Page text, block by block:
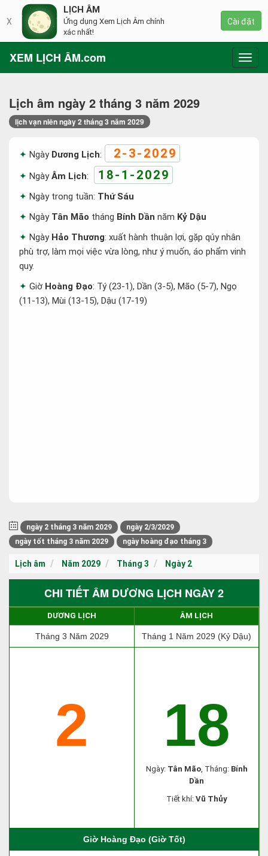
XEM LỊCH ÂM.com
Lịch âm ngày 2 tháng 3 năm 2029
lịch vạn niên ngày 2 tháng 3 năm 2029
Ngày Dương Lịch: 2-3-2029
NgàyÂm Lịch: 18-1-2029
Ngày trong tuần: Thứ Sáu
Ngày Tân Mão tháng Bính Dần năm Kỷ Dậu
Ngày Hảo Thương: xuất hành thuận lợi, gặp qúy nhân
phù trợ, làm mọi việc vừa lòng, như ý muốn, áo phẩm vinh
quy.
Giờ Hoàng Đạo: Tý (23-1), Dần (3-5), Mão (5-7), Ngọ
(11-13), Mùi (13-15), Dậu (17-19)
ngày 2 tháng 3 năm 2029
ngày 2/3/2029
ngày tốt tháng 3 năm 2029
ngày hoàng đạo tháng 3
Lịch âm Năm 2029 Tháng 3 Ngày 2
CHI TIẾT ÂM DƯƠNG LỊCH NGÀY 2
DƯƠNG LỊCH ÂM LỊCH
Tháng 3 Năm 2029 Tháng 1 Năm 2029 (Kỷ Dậu)
2 18
Ngày: Tân Mão, Tháng: Bính
Dần
Tiết khí: Vũ Thủy
Giờ Hoàng Đạo (Giờ Tốt)
X
LỊCH ÂM
Ứng dụng Xem Lịch Âm chính
xác nhất!
Cài đặt